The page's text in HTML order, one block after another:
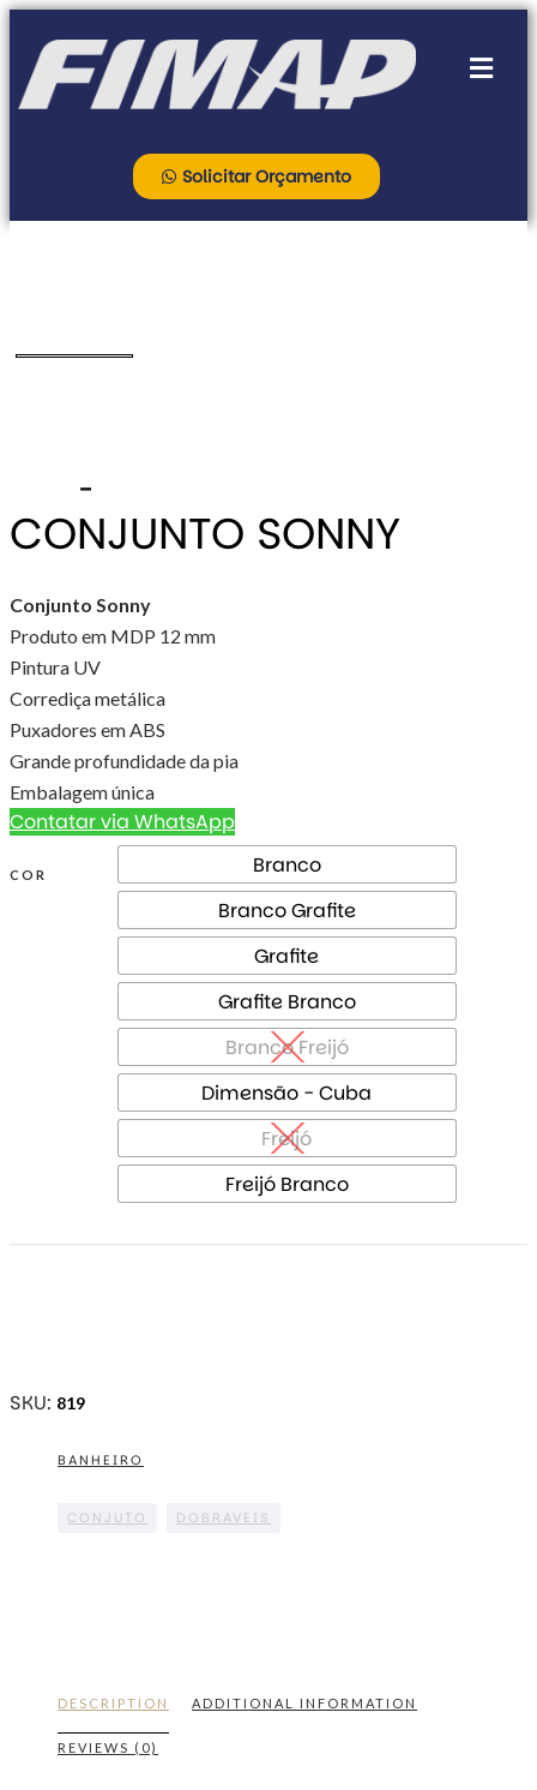
Solicitar Orçamento
–
CONJUNTO SONNY
Conjunto Sonny
Produto em MDP 12 mm
Pintura UV
Corrediça metálica
Puxadores em ABS
Grande profundidade da pia
Embalagem única
Contatar via WhatsApp
COR
Branco
Branco Grafite
Grafite
Grafite Branco
Branco Freijó
Dimensão - Cuba
Freijó
Freijó Branco
SKU: 819
BANHEIRO
CONJUTO DOBRAVEIS
DESCRIPTION ADDITIONAL INFORMATION
REVIEWS (0)